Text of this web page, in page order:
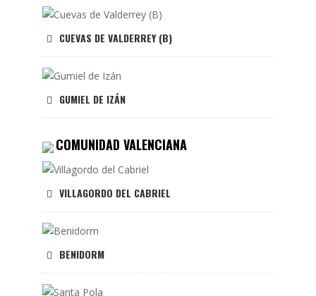
CUEVAS DE VALDERREY (B)
GUMIEL DE IZÁN
COMUNIDAD VALENCIANA
VILLAGORDO DEL CABRIEL
BENIDORM